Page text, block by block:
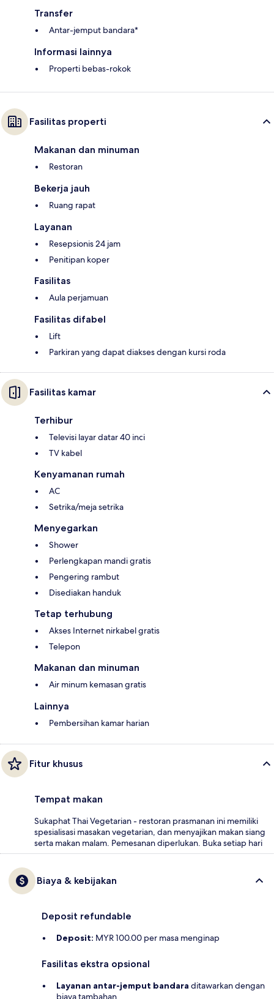
Transfer
Antar-jemput bandara*
Informasi lainnya
Properti bebas-rokok
Fasilitas properti
Makanan dan minuman
Restoran
Bekerja jauh
Ruang rapat
Layanan
Resepsionis 24 jam
Penitipan koper
Fasilitas
Aula perjamuan
Fasilitas difabel
Lift
Parkiran yang dapat diakses dengan kursi roda
Fasilitas kamar
Terhibur
Televisi layar datar 40 inci
TV kabel
Kenyamanan rumah
AC
Setrika/meja setrika
Menyegarkan
Shower
Perlengkapan mandi gratis
Pengering rambut
Disediakan handuk
Tetap terhubung
Akses Internet nirkabel gratis
Telepon
Makanan dan minuman
Air minum kemasan gratis
Lainnya
Pembersihan kamar harian
Fitur khusus
Tempat makan
Sukaphat Thai Vegetarian - restoran prasmanan ini memiliki
spesialisasi masakan vegetarian, dan menyajikan makan siang
serta makan malam. Pemesanan diperlukan. Buka setiap hari
Biaya & kebijakan
Deposit refundable
Deposit: MYR 100.00 per masa menginap
Fasilitas ekstra opsional
Layanan antar-jemput bandara ditawarkan dengan
biaya tambahan